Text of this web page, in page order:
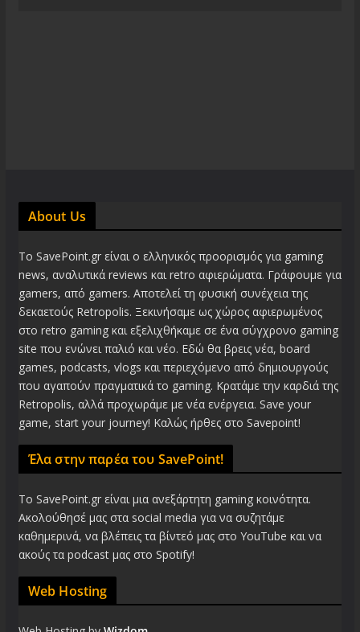
About Us
Το SavePoint.gr είναι ο ελληνικός προορισμός για gaming
news, αναλυτικά reviews και retro αφιερώματα. Γράφουμε για
gamers, από gamers. Αποτελεί τη φυσική συνέχεια της
δεκαετούς Retropolis. Ξεκινήσαμε ως χώρος αφιερωμένος
στο retro gaming και εξελιχθήκαμε σε ένα σύγχρονο gaming
site που ενώνει παλιό και νέο. Εδώ θα βρεις νέα, board
games, podcasts, vlogs και περιεχόμενο από δημιουργούς
που αγαπούν πραγματικά το gaming. Κρατάμε την καρδιά της
Retropolis, αλλά προχωράμε με νέα ενέργεια. Save your
game, start your journey! Καλώς ήρθες στο Savepoint!
Έλα στην παρέα του SavePoint!
Το SavePoint.gr είναι μια ανεξάρτητη gaming κοινότητα.
Ακολούθησέ μας στα social media για να συζητάμε
καθημερινά, να βλέπεις τα βίντεό μας στο YouTube και να
ακούς τα podcast μας στο Spotify!
Web Hosting